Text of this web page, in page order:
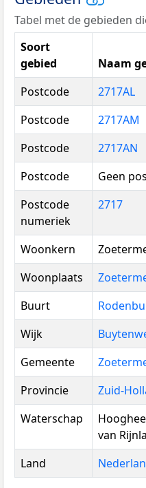
Tabel met de gebieden
Soort
gebied
Naam
Postcode
2717AL
Postcode
2717AM
Postcode
2717AN
Postcode
Geen
Postcode
numeriek
2717
Woonkern
Woonplaats
Buurt
Wijk
Gemeente
Provincie
Zuid-
Waterschap
van
Land